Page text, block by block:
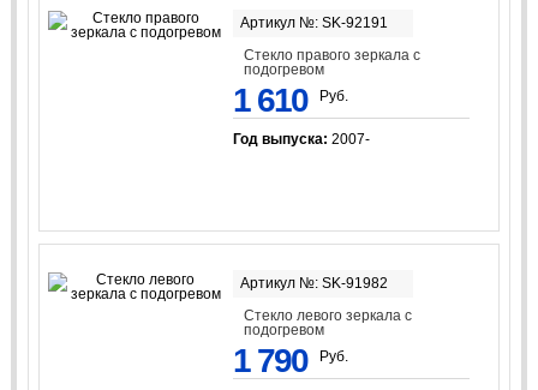
Артикул №: SK-92191
Стекло правого зеркала с
подогревом
1 610 Руб.
Год выпуска: 2007-
Артикул №: SK-91982
Стекло левого зеркала с
подогревом
1 790 Руб.